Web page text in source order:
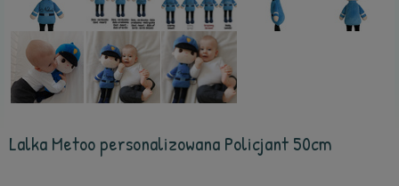
Lalka Metoo personalizowana Policjant 50cm